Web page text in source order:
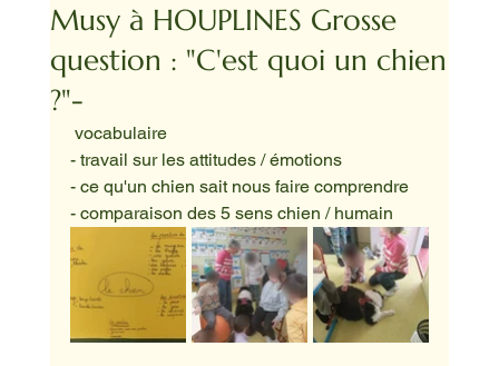
Musy à HOUPLINES Grosse
question : "C'est quoi un chien
?"-
vocabulaire
- travail sur les attitudes / émotions
- ce qu'un chien sait nous faire comprendre
- comparaison des 5 sens chien / humain